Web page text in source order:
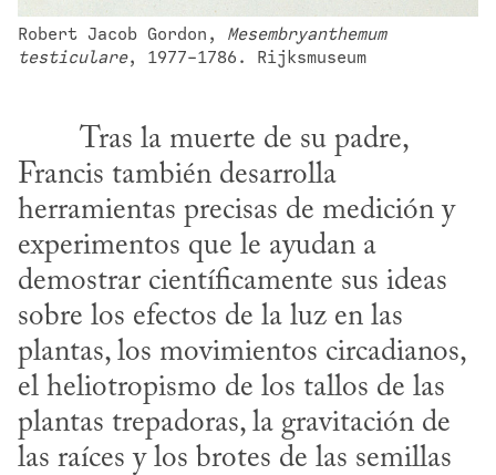
Robert Jacob Gordon, Mesembryanthemum
testiculare, 1977-1786. Rijksmuseum
Francis también desarrolla
herramientas precisas de medición y
experimentos que le ayudan a
demostrar científicamente sus ideas
sobre los efectos de la luz en las
plantas, los movimientos circadianos,
el heliotropismo de los tallos de las
plantas trepadoras, la gravitación de
las raíces y los brotes de las semillas